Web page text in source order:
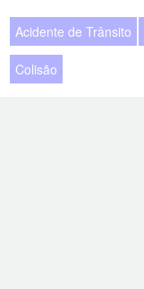
Acidente de Trânsito
Colisão